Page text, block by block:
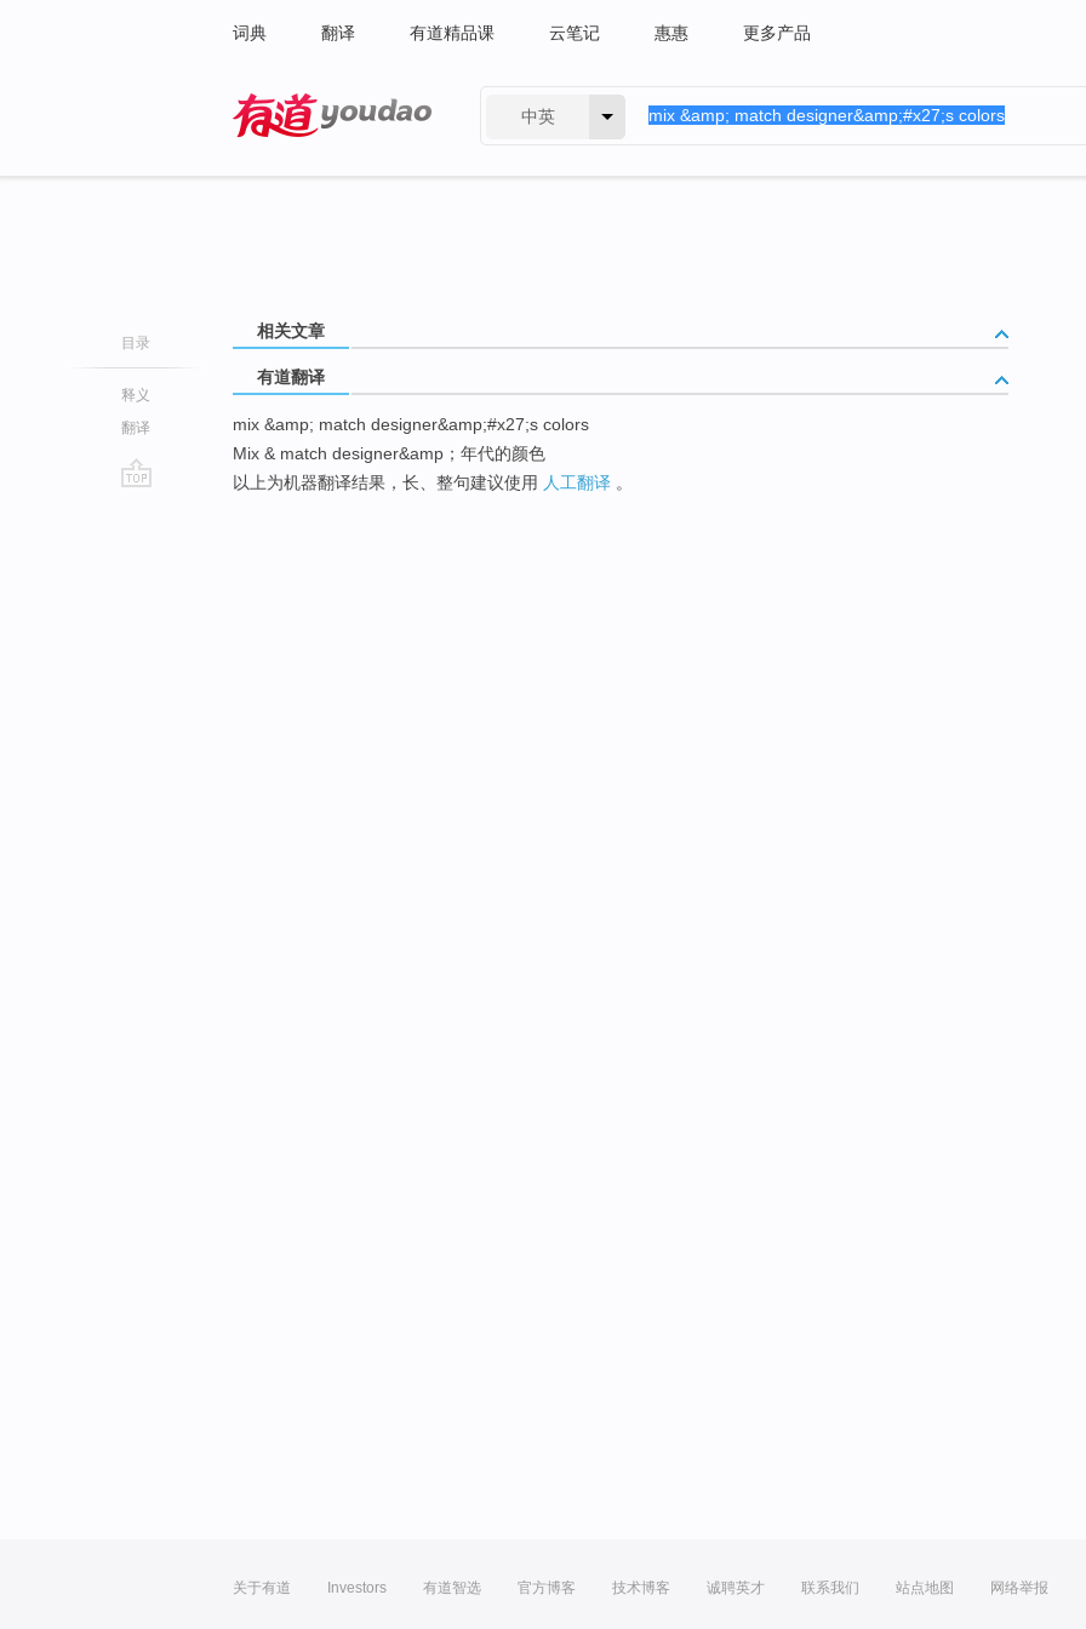
词典 翻译 有道精品课 云笔记 惠惠 更多产品
中英
目录
释义
翻译
相关文章
有道翻译
mix &amp; match designer&amp;#x27;s colors
Mix & match designer&amp；年代的颜色
以上为机器翻译结果，长、整句建议使用 人工翻译 。
关于有道 Investors 有道智选 官方博客 技术博客 诚聘英才 联系我们 站点地图 网络举报